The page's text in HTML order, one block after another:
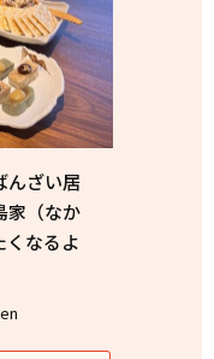
んざい居
家（なか
くなるよ